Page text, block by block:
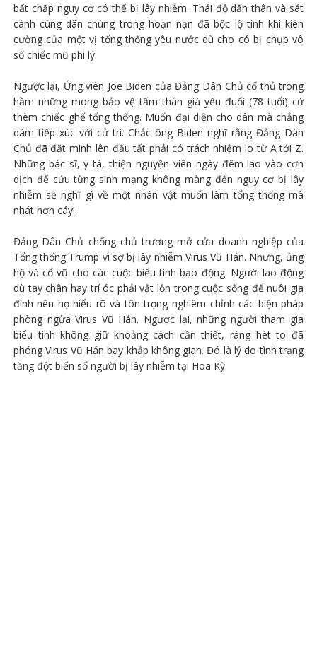
bất chấp nguy cơ có thể bị lây nhiễm. Thái độ dấn thân và sát
cánh cùng dân chúng trong hoạn nạn đã bộc lộ tính khí kiên
cường của một vị tổng thống yêu nước dù cho có bị chụp vô
số chiếc mũ phi lý.
Ngược lại, Ứng viên Joe Biden của Đảng Dân Chủ cố thủ trong
hầm những mong bảo vệ tấm thân già yếu đuối (78 tuổi) cứ
thèm chiếc ghế tổng thống. Muốn đại diện cho dân mà chẳng
dám tiếp xúc với cử tri. Chắc ông Biden nghĩ rằng Đảng Dân
Chủ đã đặt mình lên đầu tất phải có trách nhiệm lo từ A tới Z.
Những bác sĩ, y tá, thiện nguyện viên ngày đêm lao vào cơn
dịch để cứu từng sinh mạng không màng đến nguy cơ bị lây
nhiễm sẽ nghĩ gì về một nhân vật muốn làm tổng thống mà
nhát hơn cáy!
Đảng Dân Chủ chống chủ trương mở cửa doanh nghiệp của
Tổng thống Trump vì sợ bị lây nhiễm Virus Vũ Hán. Nhưng, ủng
hộ và cổ vũ cho các cuộc biểu tình bạo động. Người lao động
dù tay chân hay trí óc phải vật lộn trong cuộc sống để nuôi gia
đình nên họ hiểu rõ và tôn trọng nghiêm chỉnh các biện pháp
phòng ngừa Virus Vũ Hán. Ngược lại, những người tham gia
biểu tình không giữ khoảng cách cần thiết, ráng hét to đã
phóng Virus Vũ Hán bay khắp không gian. Đó là lý do tình trạng
tăng đột biến số người bị lây nhiễm tại Hoa Kỳ.